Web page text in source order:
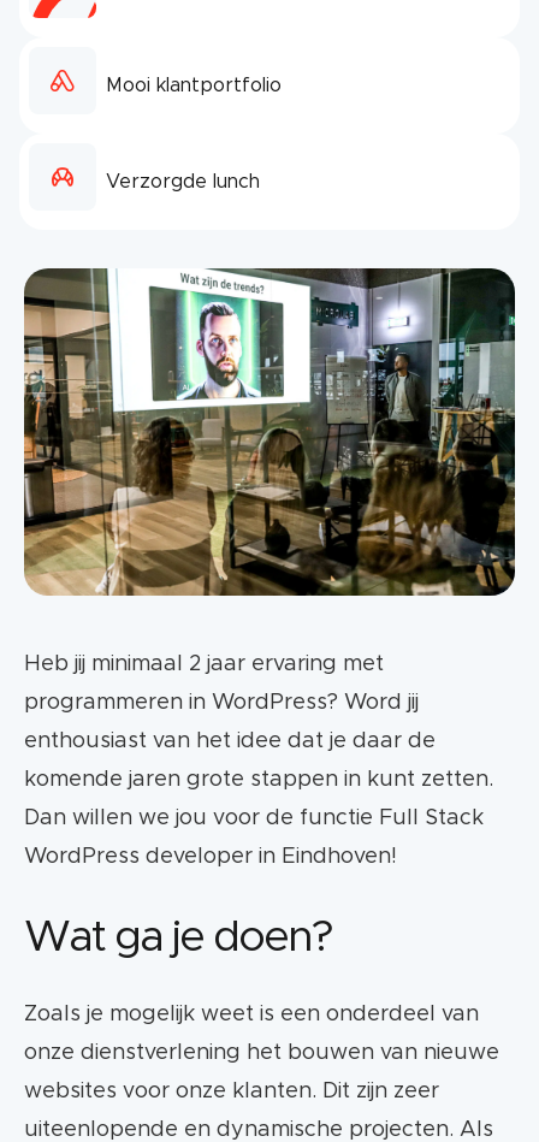
Mooi klantportfolio
Verzorgde lunch
Heb jij minimaal 2 jaar ervaring met
programmeren in WordPress? Word jij
enthousiast van het idee dat je daar de
komende jaren grote stappen in kunt zetten.
Dan willen we jou voor de functie Full Stack
WordPress developer in Eindhoven!
Wat ga je doen?
Zoals je mogelijk weet is een onderdeel van
onze dienstverlening het bouwen van nieuwe
websites voor onze klanten. Dit zijn zeer
uiteenlopende en dynamische projecten. Als